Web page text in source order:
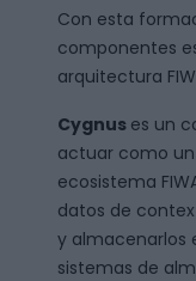
Con esta
componentes
arquitectura
Cygnus es un
actuar como
ecosistema
datos de
y almacenarlos
sistemas de